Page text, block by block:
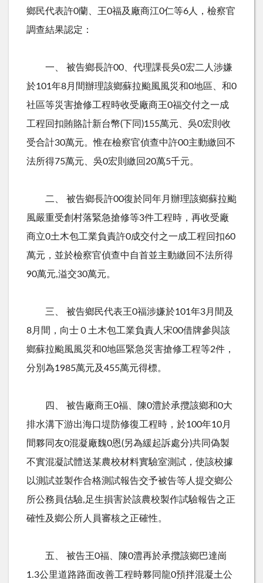
鄉民代表許0蘭、王0福及廠商江0仁等6人，檢察官
調查結果認定：
一、 被告鄉長許00、代理課長吳0宏二人涉嫌
於101年8月間辦理該鄉蘇拉颱風風災和0地區、和0
社區等災害搶修工程時收受廠商王0福交付之一成
工程回扣賄賂計新台幣(下同)155萬元、吳0宏則收
受合計30萬元。惟在檢察官偵查中許00主動繳回不
法所得75萬元、吳0宏則繳回20萬5千元。
二、 被告鄉長許00復於同年月辦理該鄉蘇拉颱
風嚴重受創村落緊急搶修等3件工程時，再收受廠
商立0土木包工業負責許0成交付之一成工程回扣60
萬元，並於檢察官偵查中自首並主動繳回不法所得
90萬元,溢交30萬元。
三、 被告鄉民代表王0福涉嫌於101年3月間及
8月間，向士０土木包工業負責人宋00借牌參與該
鄉蘇拉颱風風災和0地區緊急災害搶修工程等2件，
分別為1985萬元及455萬元得標。
四、 被告廠商王0福、陳0澧於承攬該鄉和0大
排水溝下游出海口堤防修復工程時，於100年10月
間夥同友0混凝廠魏0恩(另為緩起訴處分)共同偽製
不實混凝試體送某農校材料實驗室測試，使該校據
以測試並製作合格測試報告交予被告等人提交鄉公
所公務員估驗,足生損害於該農校製作試驗報告之正
確性及鄉公所人員審核之正確性。
五、 被告王0福、陳0澧再於承攬該鄉巴達崗
1.3公里道路路面改善工程時夥同龍0預拌混凝土公